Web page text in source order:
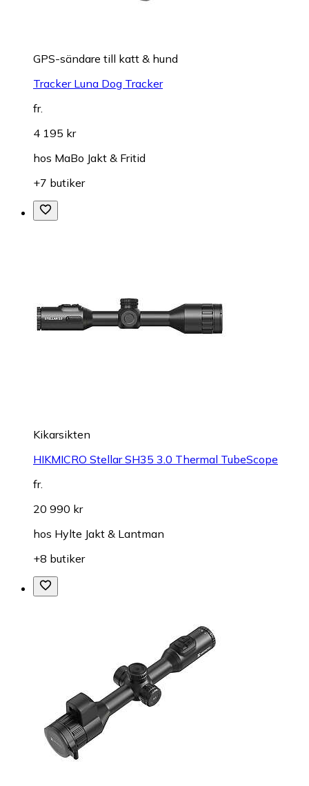
GPS-sändare till katt & hund
Tracker Luna Dog Tracker
fr.
4 195 kr
hos MaBo Jakt & Fritid
+7 butiker
Kikarsikten
HIKMICRO Stellar SH35 3.0 Thermal TubeScope
fr.
20 990 kr
hos Hylte Jakt & Lantman
+8 butiker